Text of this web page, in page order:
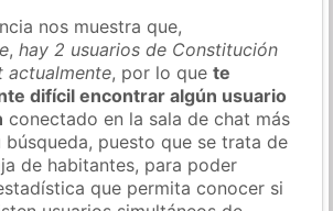
nos muestra que,
,hay 2 usuarios de Constitución
actualmente, por lo quete
difícil encontrar algún usuario
conectado en la sala de chat más
puesto que se trata de
de habitantes, para poder
que permita conocer si